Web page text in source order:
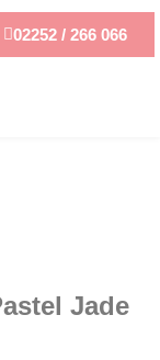
02252 / 266 066
Jade